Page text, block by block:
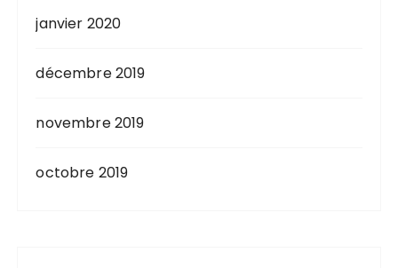
janvier 2020
décembre 2019
novembre 2019
octobre 2019